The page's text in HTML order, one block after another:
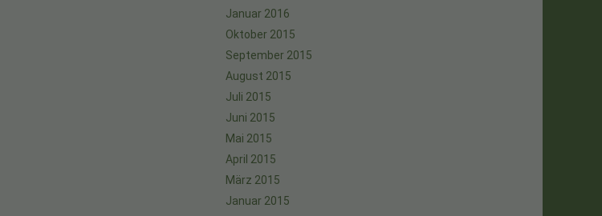
Januar 2016
Oktober 2015
September 2015
August 2015
Juli 2015
Juni 2015
Mai 2015
April 2015
März 2015
Januar 2015